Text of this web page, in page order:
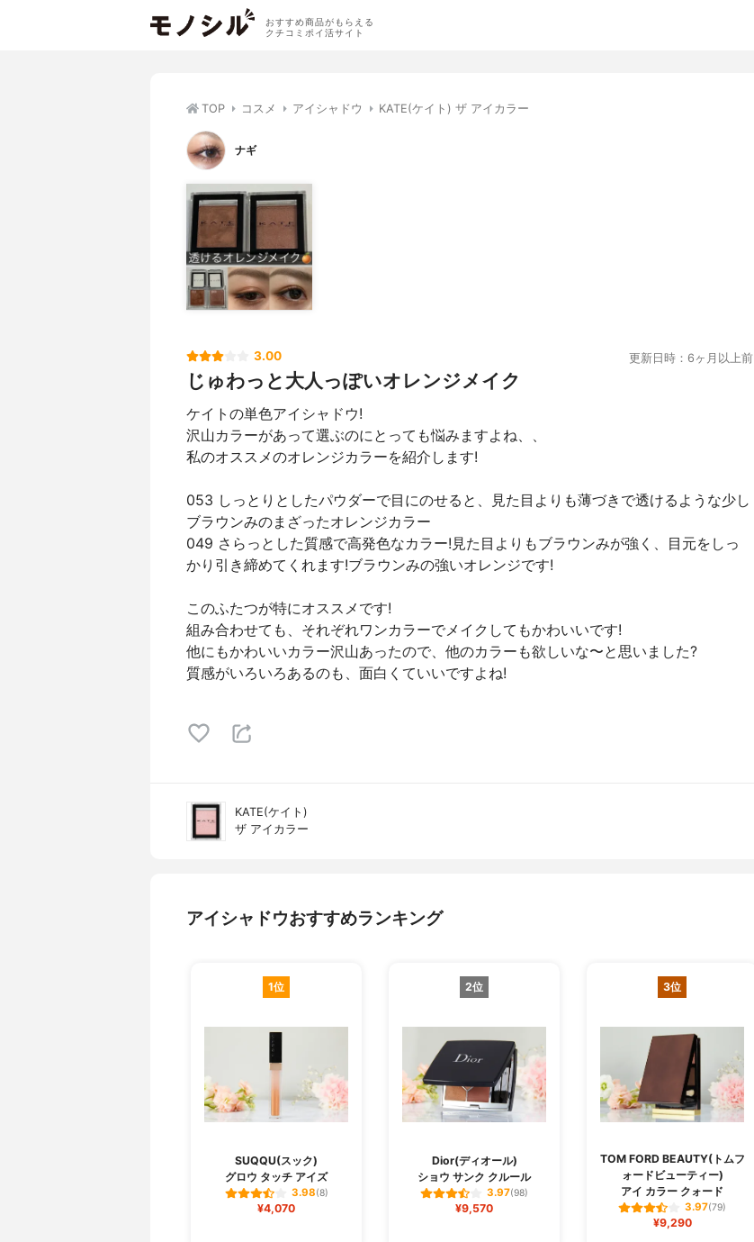
おすすめ商品がもらえる
クチコミポイ活サイト
TOP コスメ アイシャドウ KATE(ケイト) ザ アイカラー
ナギ
3.00 更新日時：6ヶ月以上前
じゅわっと大人っぽいオレンジメイク
ケイトの単色アイシャドウ!
沢山カラーがあって選ぶのにとっても悩みますよね、、
私のオススメのオレンジカラーを紹介します!
053 しっとりとしたパウダーで目にのせると、見た目よりも薄づきで透けるような少し
ブラウンみのまざったオレンジカラー
049 さらっとした質感で高発色なカラー!見た目よりもブラウンみが強く、目元をしっ
かり引き締めてくれます!ブラウンみの強いオレンジです!
このふたつが特にオススメです!
組み合わせても、それぞれワンカラーでメイクしてもかわいいです!
他にもかわいいカラー沢山あったので、他のカラーも欲しいな〜と思いました‪?‬
質感がいろいろあるのも、面白くていいですよね!
KATE(ケイト)
ザ アイカラー
アイシャドウおすすめランキング
1位
SUQQU(スック)
グロウ タッチ アイズ
3.98(8)
¥4,070
2位
Dior(ディオール)
ショウ サンク クルール
3.97(98)
¥9,570
3位
TOM FORD BEAUTY(トムフ
ォードビューティー)
アイ カラー クォード
3.97(79)
¥9,290